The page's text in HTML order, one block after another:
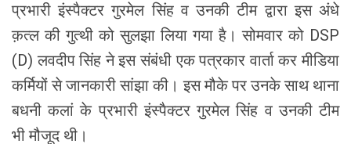
प्रभारी इंस्पैक्टर गुरमेल सिंह व उनकी टीम द्वारा इस अंधे
क़त्ल की गुत्थी को सुलझा लिया गया है। सोमवार को DSP
(D) लवदीप सिंह ने इस संबंधी एक पत्रकार वार्ता कर मीडिया
कर्मियों से जानकारी सांझा की। इस मौके पर उनके साथ थाना
बधनी कलां के प्रभारी इंस्पैक्टर गुरमेल सिंह व उनकी टीम
भी मौजूद थी।